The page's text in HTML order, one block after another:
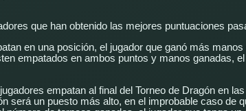
que han obtenido las mejores puntuaciones
en una posición, el jugador que ganó más
empatados en ambos puntos y manos ganadas,
empatan al final del Torneo de Dragón en
será un puesto más alto, en el improbable caso de